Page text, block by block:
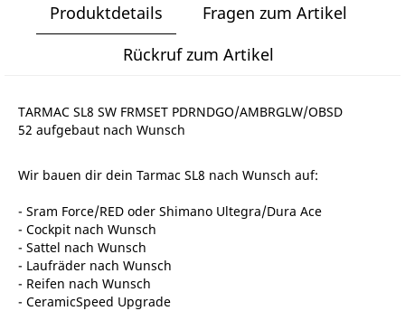
Produktdetails
Fragen zum Artikel
Rückruf zum Artikel
TARMAC SL8 SW FRMSET PDRNDGO/AMBRGLW/OBSD
52 aufgebaut nach Wunsch
Wir bauen dir dein Tarmac SL8 nach Wunsch auf:
- Sram Force/RED oder Shimano Ultegra/Dura Ace
- Cockpit nach Wunsch
- Sattel nach Wunsch
- Laufräder nach Wunsch
- Reifen nach Wunsch
- CeramicSpeed Upgrade